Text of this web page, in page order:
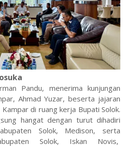
Pandu, menerima kunjungan
Ahmad Yuzar, beserta jajaran
di ruang kerja Bupati Solok.
hangat dengan turut dihadiri
Solok, Medison, serta
Solok, Iskan Novis,